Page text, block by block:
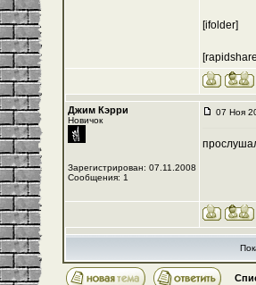
[ifolder]
Джим Кэрри
Новичок
Зарегистрирован: 07.11.2008
Сообщения: 1
07 Ноя